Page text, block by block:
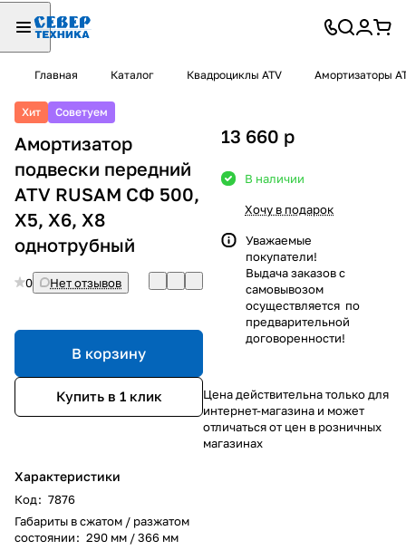
Главная Каталог Квадроциклы ATV Амортизаторы
Хит Советуем
Амортизатор
подвески передний
ATV RUSAM СФ 500,
Х5, X6, Х8
однотрубный
0 Нет отзывов
В корзину
Купить в 1 клик
Характеристики
Код: 7876
Габариты в сжатом / разжатом
состоянии: 290 мм / 366 мм
13 660 p
В наличии
Хочу в подарок
Уважаемые
покупатели!
Выдача заказов с
самовывозом
осуществляется по
предварительной
договоренности!
Цена действительна только для
интернет-магазина и может
отличаться от цен в розничных
магазинах